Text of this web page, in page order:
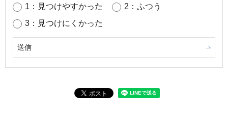
1：見つけやすかった
2：ふつう
3：見つけにくかった